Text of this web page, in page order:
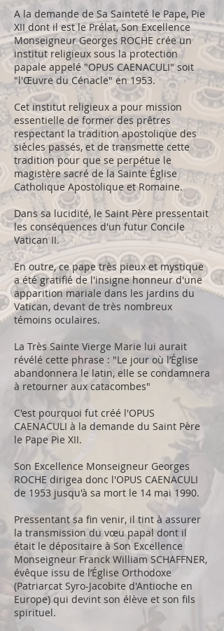
A la demande de Sa Sainteté le Pape, Pie
XII dont il est le Prélat, Son Excellence
Monseigneur Georges ROCHE crée un
institut religieux sous la protection
papale appelé "OPUS CAENACULI" soit
"l'Œuvre du Cénacle" en 1953.
Cet institut religieux a pour mission
essentielle de former des prêtres
respectant la tradition apostolique des
siècles passés, et de transmette cette
tradition pour que se perpétue le
magistère sacré de la Sainte Église
Catholique Apostolique et Romaine.
Dans sa lucidité, le Saint Père pressentait
les conséquences d'un futur Concile
Vatican II.
En outre, ce pape très pieux et mystique
a été gratifié de l'insigne honneur d'une
apparition mariale dans les jardins du
Vatican, devant de très nombreux
témoins oculaires.
La Très Sainte Vierge Marie lui aurait
révélé cette phrase : "Le jour où l’Église
abandonnera le latin, elle se condamnera
à retourner aux catacombes"
C'est pourquoi fut créé l'OPUS
CAENACULI à la demande du Saint Père
le Pape Pie XII.
Son Excellence Monseigneur Georges
ROCHE dirigea donc l'OPUS CAENACULI
de 1953 jusqu'à sa mort le 14 mai 1990.
Pressentant sa fin venir, il tint à assurer
la transmission du vœu papal dont il
était le dépositaire à Son Excellence
Monseigneur Franck William SCHAFFNER,
évêque issu de l’Église Orthodoxe
(Patriarcat Syro-Jacobite d'Antioche en
Europe) qui devint son élève et son fils
spirituel.